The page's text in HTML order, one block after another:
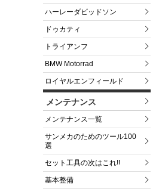
ハーレーダビッドソン
ドゥカティ
トライアンフ
BMW Motorrad
ロイヤルエンフィールド
メンテナンス
メンテナンス一覧
サンメカのためのツール100
選
セット工具の次はこれ!!
基本整備